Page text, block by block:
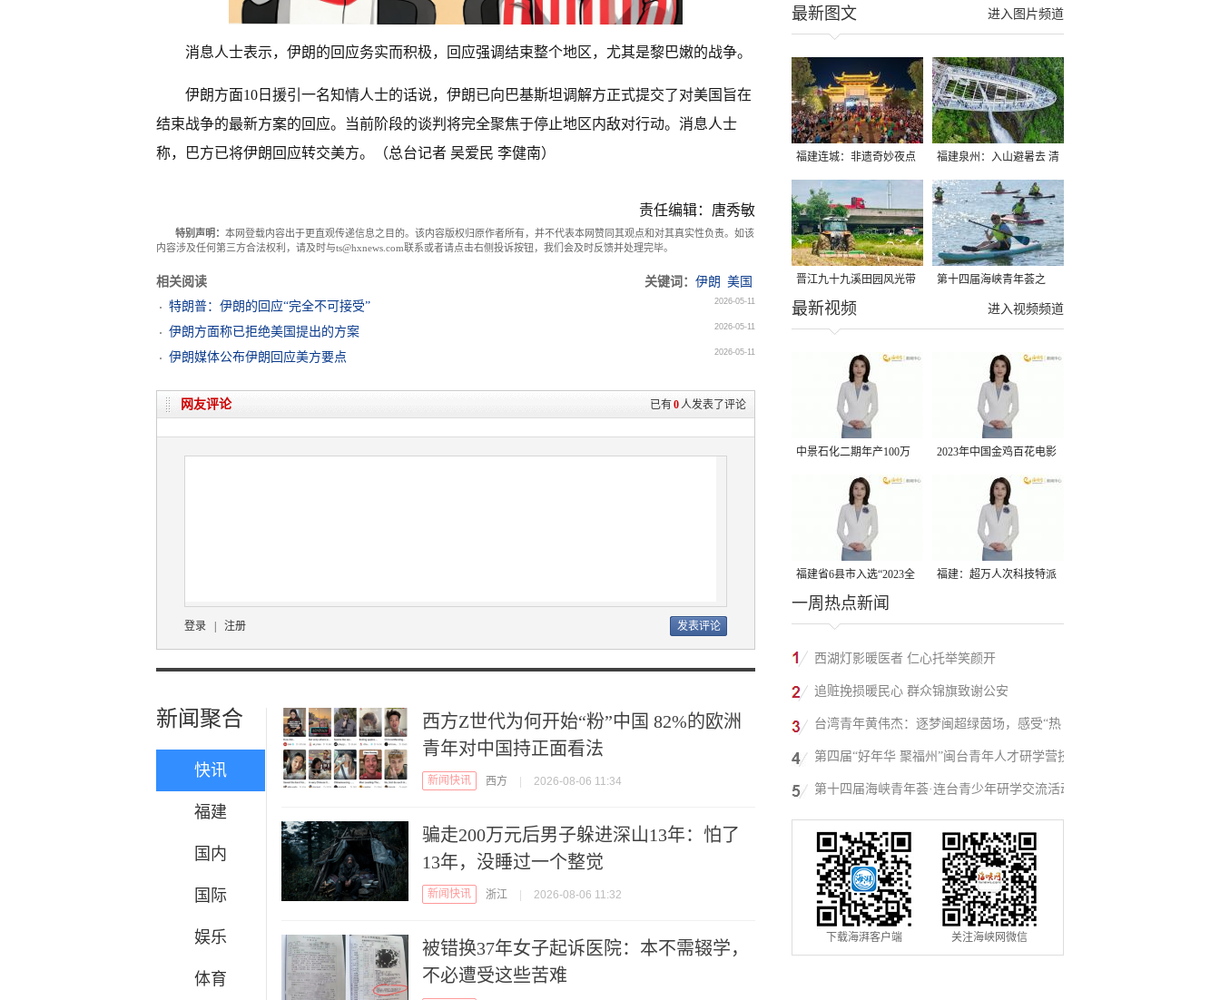
消息人士表示，伊朗的回应务实而积极，回应强调结束整个地区，尤其是黎巴嫩的战争。
伊朗方面10日援引一名知情人士的话说，伊朗已向巴基斯坦调解方正式提交了对美国旨在
结束战争的最新方案的回应。当前阶段的谈判将完全聚焦于停止地区内敌对行动。消息人士
称，巴方已将伊朗回应转交美方。（总台记者 吴爱民 李健南）
责任编辑：唐秀敏
特别声明： 本网登载内容出于更直观传递信息之目的。该内容版权归原作者所有，并不代表本网赞同其观点和对其真实性负责。如该
内容涉及任何第三方合法权利，请及时与ts@hxnews.com联系或者请点击右侧投诉按钮，我们会及时反馈并处理完毕。
相关阅读 关键词： 伊朗 美国
特朗普：伊朗的回应“完全不可接受”
2026-05-11
伊朗方面称已拒绝美国提出的方案 2026-05-11
伊朗媒体公布伊朗回应美方要点 2026-05-11
已有0人发表了评论
网友评论
登录 注册
新闻聚合
快讯
福建
国内
国际
娱乐
体育
西方Z世代为何开始“粉”中国 82%的欧洲
青年对中国持正面看法
新闻快讯 西方 2026-08-06 11:34
骗走200万元后男子躲进深山13年：怕了
13年，没睡过一个整觉
新闻快讯 浙江 2026-08-06 11:32
被错换37年女子起诉医院：本不需辍学，
不必遭受这些苦难
进入图片频道
最新图文
福建连城：非遗奇妙夜点
亮夏夜
福建泉州：入山避暑去 清
凉好惬意
晋江九十九溪田园风光带
千亩早稻迎来成熟收割季
第十四届海峡青年荟之
2026榕台青年大学生水上
进入视频频道
最新视频
中景石化二期年产100万
吨丙烷脱氢项目建成中交
2023年中国金鸡百花电影
节有福电影巡展31日启动
福建省6县市入选“2023全
国县域发展潜力百强县”
福建：超万人次科技特派
一周热点新闻
西湖灯影暖医者 仁心托举笑颜开
追赃挽损暖民心 群众锦旗致谢公安
台湾青年黄伟杰：逐梦闽超绿茵场，感受“热
血”与温情
第四届“好年华 聚福州”闽台青年人才研学营技
术成果项目路演在榕举办
第十四届海峡青年荟·连台青少年研学交流活动
在福州启航
下载海湃客户端 关注海峡网微信